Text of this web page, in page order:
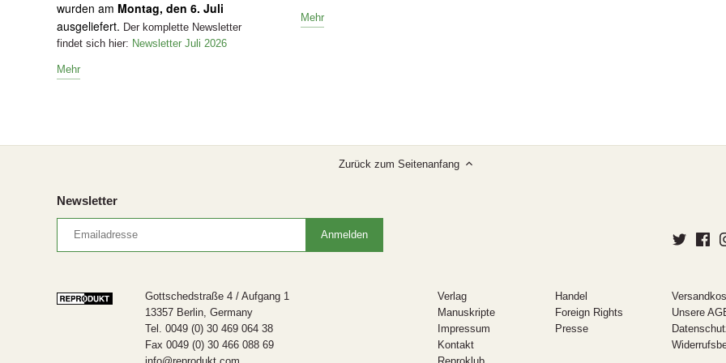
wurden am Montag, den 6. Juli
ausgeliefert. Der komplette Newsletter
findet sich hier: Newsletter Juli 2026
Mehr
Mehr
Zurück zum Seitenanfang
Newsletter
Gottschedstraße 4 / Aufgang 1
13357 Berlin, Germany
Tel. 0049 (0) 30 469 064 38
Fax 0049 (0) 30 466 088 69
Verlag
Manuskripte
Impressum
Kontakt
Handel
Foreign Rights
Presse
Unsere